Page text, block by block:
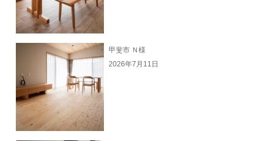
甲斐市 Ｎ様
2026年7月11日